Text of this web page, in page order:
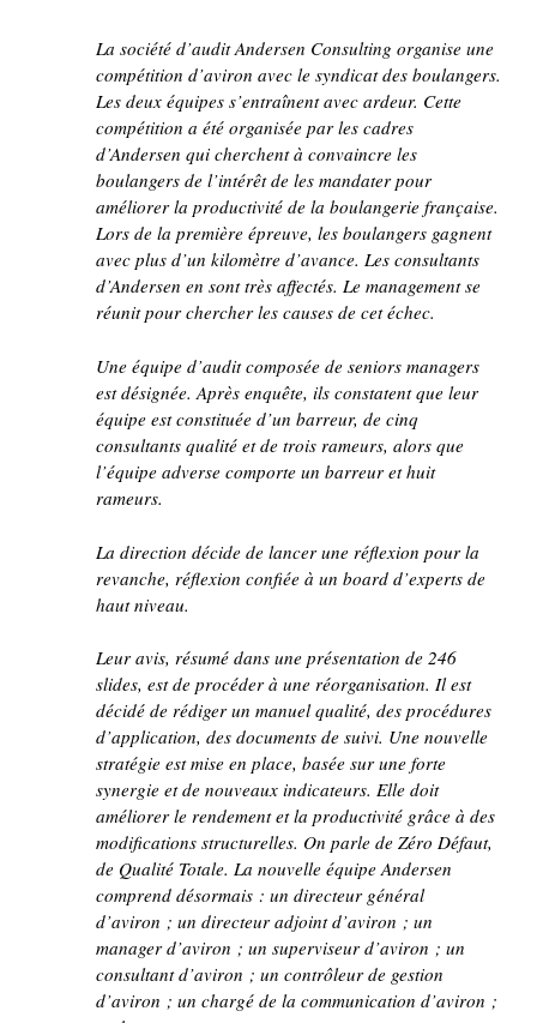
La société d’audit Andersen Consulting organise une
compétition d’aviron avec le syndicat des boulangers.
Les deux équipes s’entraînent avec ardeur. Cette
compétition a été organisée par les cadres
d’Andersen qui cherchent à convaincre les
boulangers de l’intérêt de les mandater pour
améliorer la productivité de la boulangerie française.
Lors de la première épreuve, les boulangers gagnent
avec plus d’un kilomètre d’avance. Les consultants
d’Andersen en sont très affectés. Le management se
réunit pour chercher les causes de cet échec.
Une équipe d’audit composée de seniors managers
est désignée. Après enquête, ils constatent que leur
équipe est constituée d’un barreur, de cinq
consultants qualité et de trois rameurs, alors que
l’équipe adverse comporte un barreur et huit
rameurs.
La direction décide de lancer une réflexion pour la
revanche, réflexion confiée à un board d’experts de
haut niveau.
Leur avis, résumé dans une présentation de 246
slides, est de procéder à une réorganisation. Il est
décidé de rédiger un manuel qualité, des procédures
d’application, des documents de suivi. Une nouvelle
stratégie est mise en place, basée sur une forte
synergie et de nouveaux indicateurs. Elle doit
améliorer le rendement et la productivité grâce à des
modifications structurelles. On parle de Zéro Défaut,
de Qualité Totale. La nouvelle équipe Andersen
comprend désormais : un directeur général
d’aviron ; un directeur adjoint d’aviron ; un
manager d’aviron ; un superviseur d’aviron ; un
consultant d’aviron ; un contrôleur de gestion
d’aviron ; un chargé de la communication d’aviron ;